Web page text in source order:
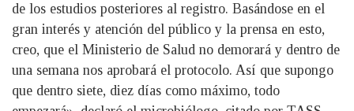
de los estudios posteriores al registro. Basándose en el
gran interés y atención del público y la prensa en esto,
creo, que el Ministerio de Salud no demorará y dentro de
una semana nos aprobará el protocolo. Así que supongo
que dentro siete, diez días como máximo, todo